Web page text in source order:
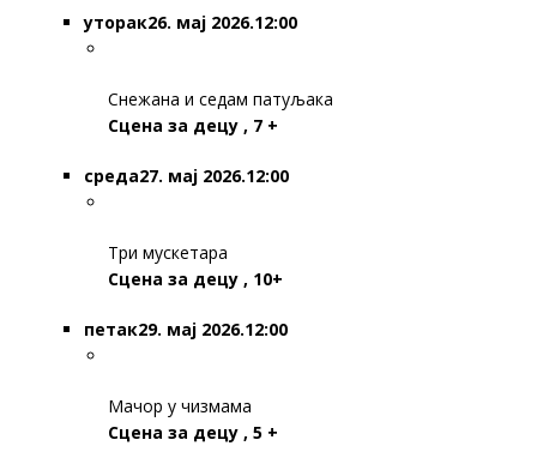
уторак26. мај 2026.12:00
Снежана и седам патуљака
Сцена за децу , 7 +
среда27. мај 2026.12:00
Три мускетара
Сцена за децу , 10+
петак29. мај 2026.12:00
Мачор у чизмама
Сцена за децу , 5 +